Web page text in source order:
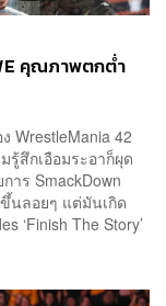
คุณภาพตกต่ำ
WrestleMania 42
รู้สึกเอือมระอาก็ผุด
ร SmackDown
นลอยๆ แต่มันเกิด
‘Finish The Story’